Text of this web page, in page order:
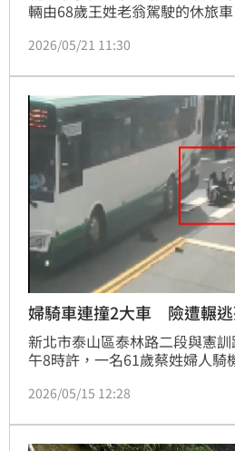
輛由68歲王姓老翁駕駛的休旅
帶車當場重摔犁田造成頭部重創
警方酒測均未酒駕，整起車禍
警方後續調查釐清。
2026/05/21 11:30
婦騎車連撞2大車 險遭輾
新北市泰山區泰林路二段與憲
午8時許，一名61歲蔡姓婦人騎
帶車犁田倒地再2車之間險遭輾
2026/05/15 12:28